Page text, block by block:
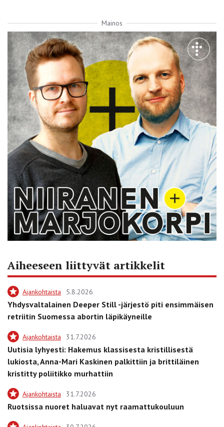
Mainos
Aiheeseen liittyvät artikkelit
Ajankohtaista 5.8.2026
Yhdysvaltalainen Deeper Still -järjestö piti ensimmäisen
retriitin Suomessa abortin läpikäyneille
Ajankohtaista 31.7.2026
Uutisia lyhyesti: Hakemus klassisesta kristillisestä
lukiosta, Anna-Mari Kaskinen palkittiin ja brittiläinen
kristitty poliitikko murhattiin
Ajankohtaista 31.7.2026
Ruotsissa nuoret haluavat nyt raamattukouluun